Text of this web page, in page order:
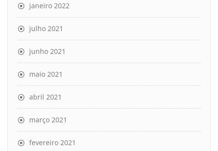
janeiro 2022
julho 2021
junho 2021
maio 2021
abril 2021
março 2021
fevereiro 2021